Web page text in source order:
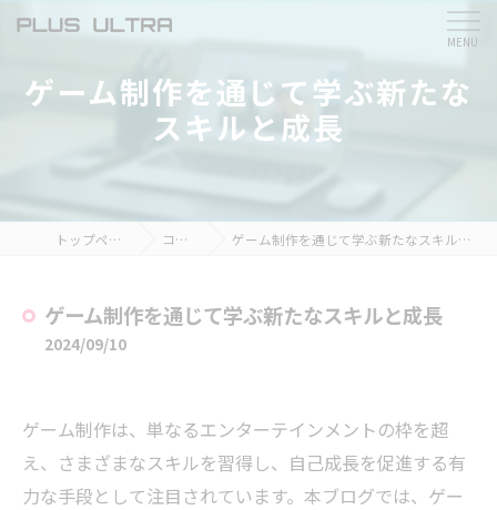
ゲーム制作を通じて学ぶ新たな
スキルと成長
トップページ コラム ゲーム制作を通じて学ぶ新たなスキルと成長
ゲーム制作を通じて学ぶ新たなスキルと成長
2024/09/10
ゲーム制作は、単なるエンターテインメントの枠を超
え、さまざまなスキルを習得し、自己成長を促進する有
力な手段として注目されています。本ブログでは、ゲー